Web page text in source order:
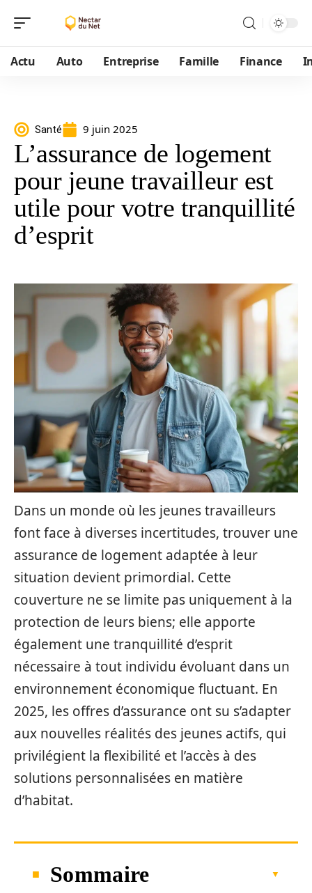
Actu Auto Entreprise Famille Finance
Santé 9 juin 2025
L’assurance de logement
pour jeune travailleur est
utile pour votre tranquillité
d’esprit
Dans un monde où les jeunes travailleurs
font face à diverses incertitudes, trouver une
assurance de logement adaptée à leur
situation devient primordial. Cette
couverture ne se limite pas uniquement à la
protection de leurs biens; elle apporte
également une tranquillité d’esprit
nécessaire à tout individu évoluant dans un
environnement économique fluctuant. En
2025, les offres d’assurance ont su s’adapter
aux nouvelles réalités des jeunes actifs, qui
privilégient la flexibilité et l’accès à des
solutions personnalisées en matière
d’habitat.
Sommaire